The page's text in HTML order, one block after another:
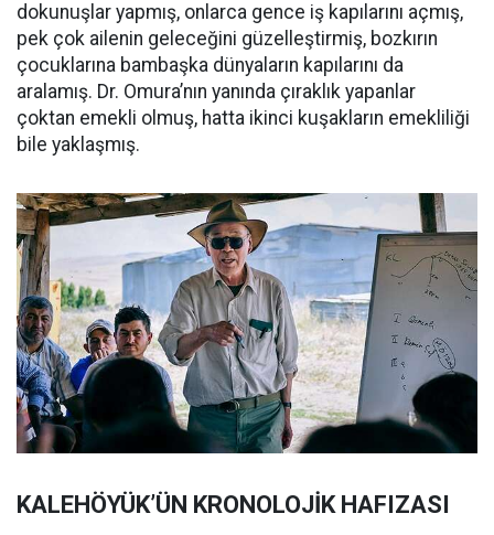
dokunuşlar yapmış, onlarca gence iş kapılarını açmış,
pek çok ailenin geleceğini güzelleştirmiş, bozkırın
çocuklarına bambaşka dünyaların kapılarını da
aralamış. Dr. Omura’nın yanında çıraklık yapanlar
çoktan emekli olmuş, hatta ikinci kuşakların emekliliği
bile yaklaşmış.
KALEHÖYÜK’ÜN KRONOLOJİK HAFIZASI